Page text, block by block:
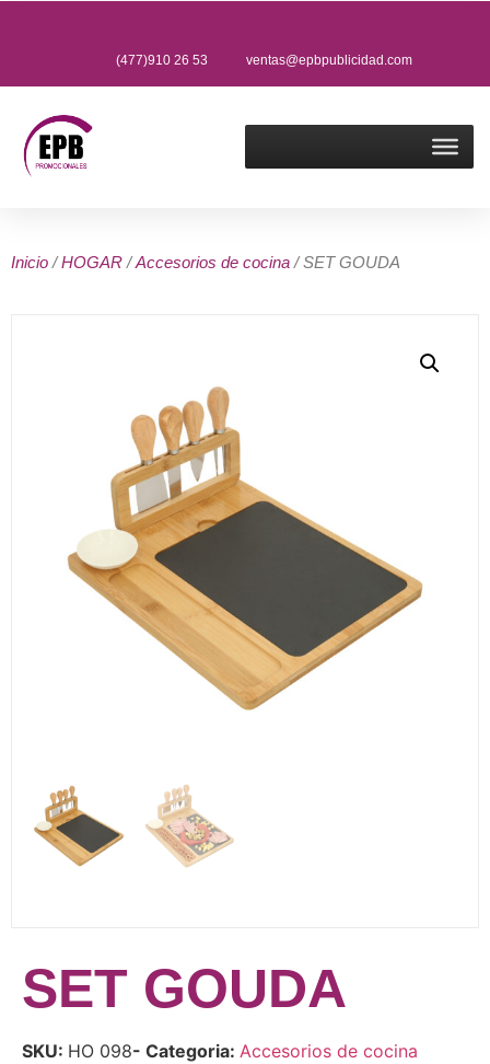
(477)910 26 53 ventas@epbpublicidad.com
Inicio /HOGAR /Accesorios de cocina / SET GOUDA
SET GOUDA
SKU: HO 098- Categoria: Accesorios de cocina